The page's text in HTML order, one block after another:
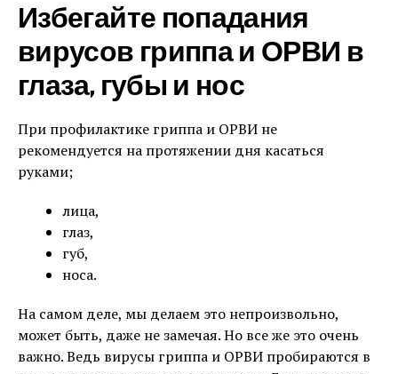
Избегайте попадания
вирусов гриппа и ОРВИ в
глаза, губы и нос
При профилактике гриппа и ОРВИ не
рекомендуется на протяжении дня касаться
руками;
лица,
глаз,
губ,
носа.
На самом деле, мы делаем это непроизвольно,
может быть, даже не замечая. Но все же это очень
важно. Ведь вирусы гриппа и ОРВИ пробираются в